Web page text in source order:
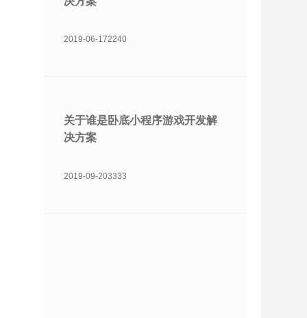
2019-06-172240
关于谁是卧底小程序游戏开发解
决方案
2019-09-203333